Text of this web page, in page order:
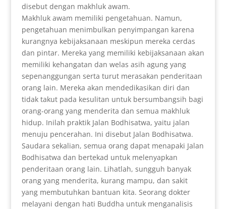
disebut dengan makhluk awam.
Makhluk awam memiliki pengetahuan. Namun,
pengetahuan menimbulkan penyimpangan karena
kurangnya kebijaksanaan meskipun mereka cerdas
dan pintar. Mereka yang memiliki kebijaksanaan akan
memiliki kehangatan dan welas asih agung yang
sepenanggungan serta turut merasakan penderitaan
orang lain. Mereka akan mendedikasikan diri dan
tidak takut pada kesulitan untuk bersumbangsih bagi
orang-orang yang menderita dan semua makhluk
hidup. Inilah praktik Jalan Bodhisatwa, yaitu jalan
menuju pencerahan. Ini disebut Jalan Bodhisatwa.
Saudara sekalian, semua orang dapat menapaki Jalan
Bodhisatwa dan bertekad untuk melenyapkan
penderitaan orang lain. Lihatlah, sungguh banyak
orang yang menderita, kurang mampu, dan sakit
yang membutuhkan bantuan kita. Seorang dokter
melayani dengan hati Buddha untuk menganalisis